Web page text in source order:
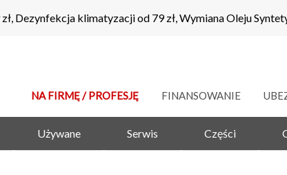
Dezynfekcja klimatyzacji od 79 zł, Wymiana Oleju
NA FIRMĘ / PROFESJĘ FINANSOWANIE
Używane Serwis Części